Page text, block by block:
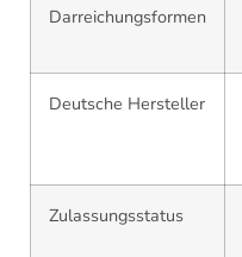
Darreichungsformen
Deutsche Hersteller
Zulassungsstatus